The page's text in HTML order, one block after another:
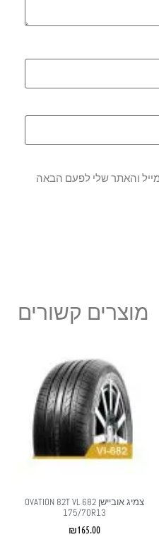
והאתר שלי לפעם הבאה
מוצרים קשורים
צמיג אוביישן OVATION 82T VL 682
175/70R13
₪165.00